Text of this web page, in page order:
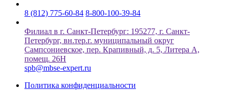
8 (812) 775-60-84 8-800-100-39-84
Филиал в г. Санкт-Петербург: 195277, г. Санкт-
Петербург, вн.тер.г. муниципальный округ
Сампсониевское, пер. Крапивный, д. 5, Литера А,
помещ. 26Н
spb@mbse-expert.ru
Политика конфиденциальности